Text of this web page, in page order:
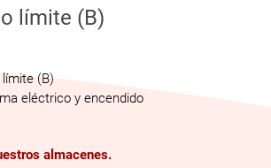
límite (B)
(B)
eléctrico y encendido
almacenes.